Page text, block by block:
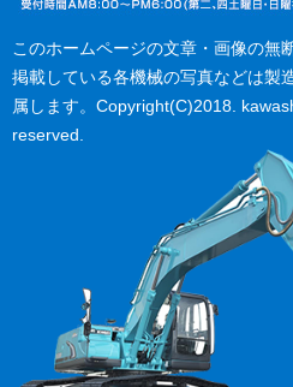
このホームページの文章・画像の無
掲載している各機械の写真などは製
属します。Copyright(C)2018.
reserved.